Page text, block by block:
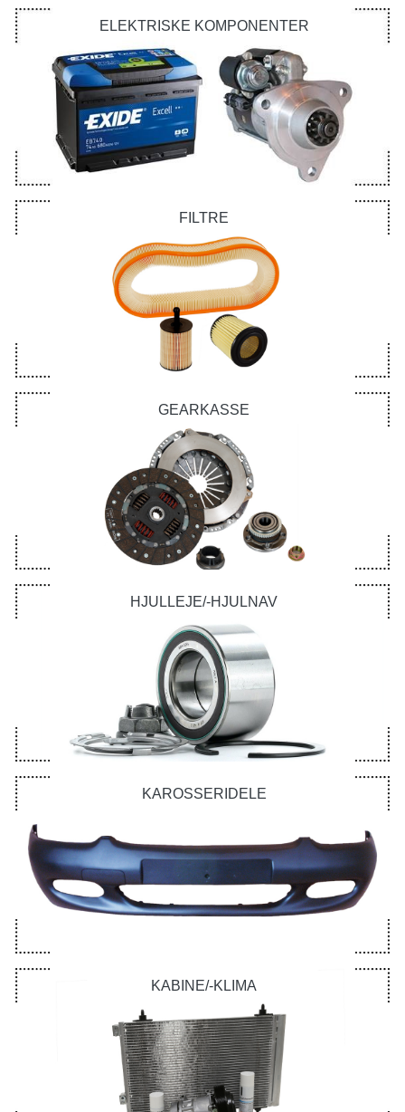
ELEKTRISKE KOMPONENTER
FILTRE
GEARKASSE
HJULLEJE/-HJULNAV
KAROSSERIDELE
KABINE/-KLIMA